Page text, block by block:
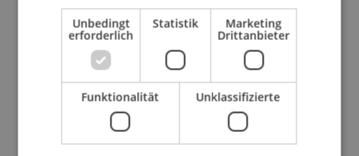
Eine Fremdsprache zu verstehen und zu sprechen
hat mir geholfen, meine eigene Muttersprache
(Deutsch) noch mehr zu schätzen. Man erkennt,
wie sehr Wörter unser Denken prägen und wie
eng Kulturen mit Sprache verbunden sind. In
Englisch zu leben und zu lernen hat mir geholfen,
Unbedingt
erforderlich
Statistik Marketing
Drittanbieter
Funktionalität Unklassifizierte